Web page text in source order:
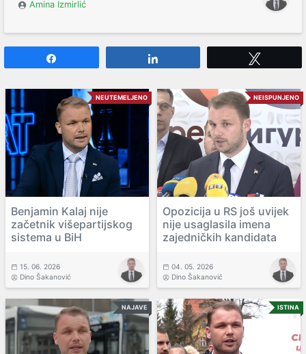
Amina Izmirlić
NEUTEMELJENO
Benjamin Kalaj nije
začetnik višepartijskog
sistema u BiH
15. 06. 2026
Dino Šakanović
NEISPUNJENO
Opozicija u RS još uvijek
nije usaglasila imena
zajedničkih kandidata
04. 05. 2026
Dino Šakanović
NAJAVE ISTINA